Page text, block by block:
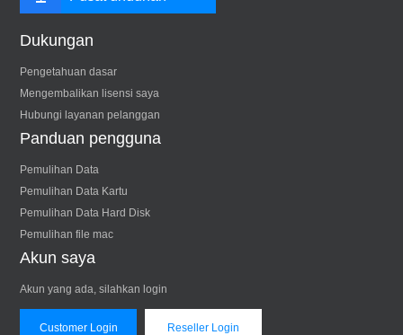
Dukungan
Pengetahuan dasar
Mengembalikan lisensi saya
Hubungi layanan pelanggan
Panduan pengguna
Pemulihan Data
Pemulihan Data Kartu
Pemulihan Data Hard Disk
Pemulihan file mac
Akun saya
Akun yang ada, silahkan login
Customer Login Reseller Login